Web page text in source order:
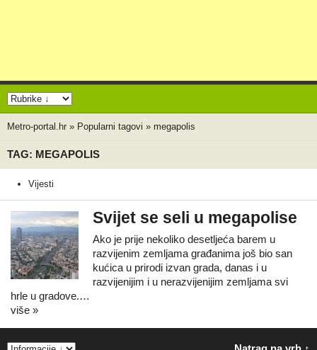
Metro-portal.hr » Popularni tagovi » megapolis
TAG: MEGAPOLIS
Vijesti
Svijet se seli u megapolise
Ako je prije nekoliko desetljeća barem u
razvijenim zemljama građanima još bio san
kućica u prirodi izvan grada, danas i u
razvijenijim i u nerazvijenijim zemljama svi
hrle u gradove.…
više »